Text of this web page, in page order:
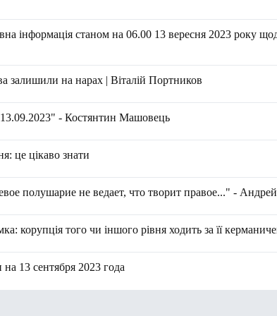
інформація станом на 06.00 13 вересня 2023 року
залишили на нарах | Віталій Портников
- Костянтин Машовець
це цікаво знати
полушарие не ведает, что творит правое..." -
корупція того чи іншого рівня ходить за її
на 13 сентября 2023 года